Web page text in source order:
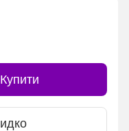
Купити